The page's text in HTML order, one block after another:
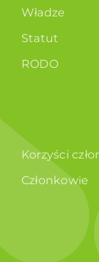
Władze
Statut
RODO
Korzyści
Członkowie